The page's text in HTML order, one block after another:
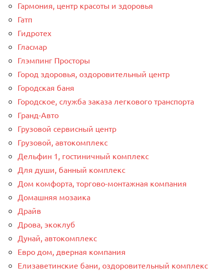
Гармония, центр красоты и здоровья
Гатп
Гидротех
Гласмар
Глэмпинг Просторы
Город здоровья, оздоровительный центр
Городская баня
Городское, служба заказа легкового транспорта
Гранд-Авто
Грузовой сервисный центр
Грузовой, автокомплекс
Дельфин 1, гостиничный комплекс
Для души, банный комплекс
Дом комфорта, торгово-монтажная компания
Домашняя мозаика
Драйв
Дрова, экоклуб
Дунай, автокомплекс
Евро дом, дверная компания
Елизаветинские бани, оздоровительный комплекс